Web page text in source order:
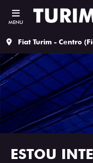
MENU
Fiat Turim - Centro
ESTOU